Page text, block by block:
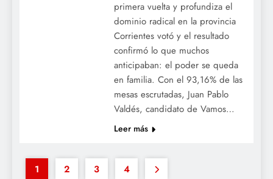
primera vuelta y profundiza el
dominio radical en la provincia
Corrientes votó y el resultado
confirmó lo que muchos
anticipaban: el poder se queda
en familia. Con el 93,16% de las
mesas escrutadas, Juan Pablo
Valdés, candidato de Vamos…
Leer más
1 2 3 4